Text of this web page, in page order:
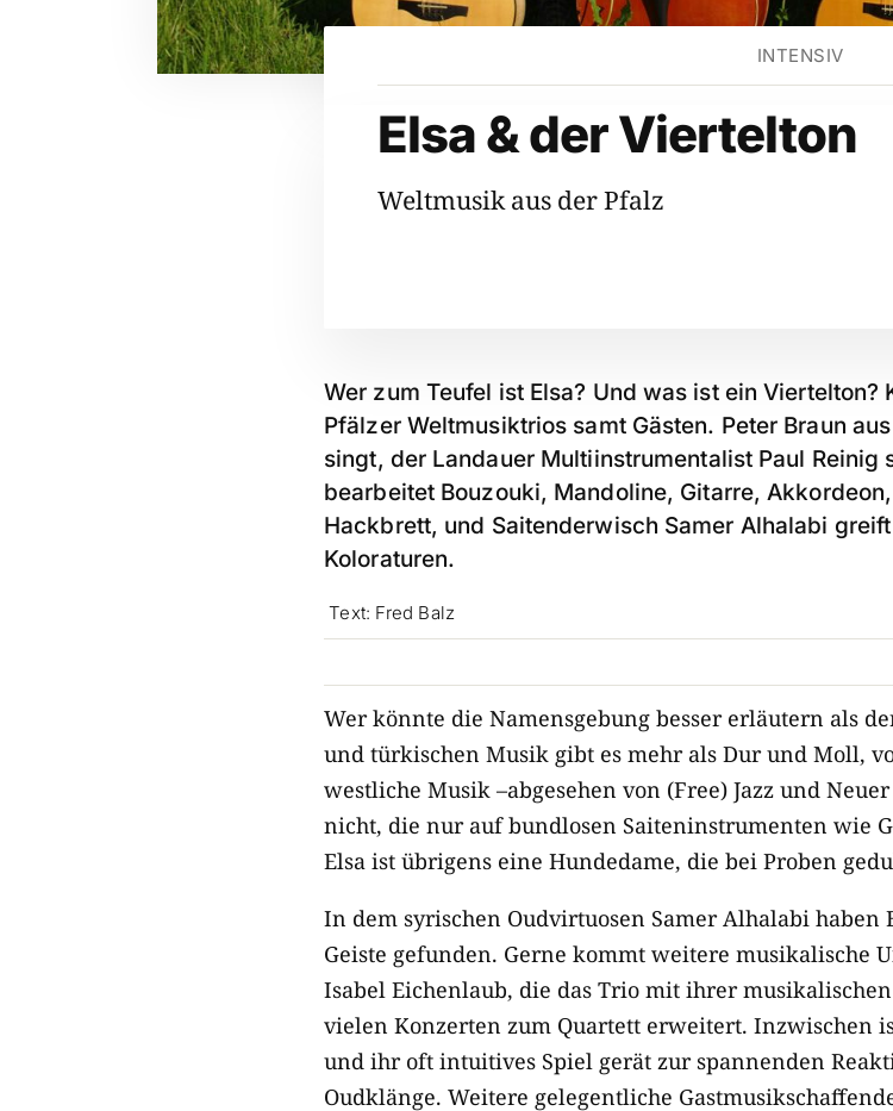
INTENSIV
Elsa & der Viertelton
Weltmusik aus der Pfalz
Wer zum Teufel ist Elsa? Und was ist ein
Pfälzer Weltmusiktrios samt Gästen. Peter Braun
singt, der Landauer Multiinstrumentalist Paul Reinig
bearbeitet Bouzouki, Mandoline, Gitarre,
Hackbrett, und Saitenderwisch Samer Alhalabi
Koloraturen.
Text: Fred Balz
Wer könnte die Namensgebung besser erläutern als
und türkischen Musik gibt es mehr als Dur und Moll,
westliche Musik –abgesehen von (Free) Jazz und
nicht, die nur auf bundlosen Saiteninstrumenten wie
Elsa ist übrigens eine Hundedame, die bei Proben
In dem syrischen Oudvirtuosen Samer Alhalabi
Geiste gefunden. Gerne kommt weitere musikalische
Isabel Eichenlaub, die das Trio mit ihrer
vielen Konzerten zum Quartett erweitert. Inzwischen
und ihr oft intuitives Spiel gerät zur spannenden
Oudklänge. Weitere gelegentliche